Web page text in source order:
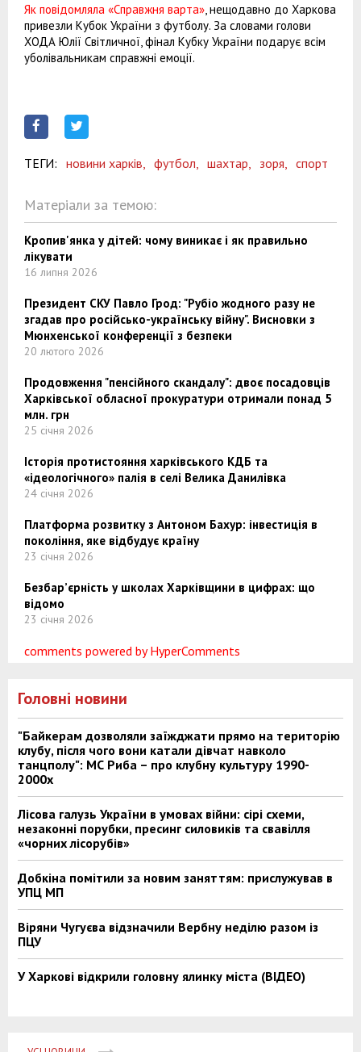
Як повідомляла «Справжня варта» , нещодавно до Харкова
привезли Кубок України з футболу. За словами голови
ХОДА Юлії Світличної, фінал Кубку України подарує всім
уболівальникам справжні емоції.
ТЕГИ: новини харків, футбол, шахтар, зоря, спорт
Матеріали за темою:
Кропив'янка у дітей: чому виникає і як правильно
лікувати
16 липня 2026
Президент СКУ Павло Грод: "Рубіо жодного разу не
згадав про російсько-українську війну". Висновки з
Мюнхенської конференції з безпеки
20 лютого 2026
Продовження "пенсійного скандалу": двоє посадовців
Харківської обласної прокуратури отримали понад 5
млн. грн
25 січня 2026
Історія протистояння харківського КДБ та
«ідеологічного» палія в селі Велика Данилівка
24 січня 2026
Платформа розвитку з Антоном Бахур: інвестиція в
покоління, яке відбудує країну
23 січня 2026
Безбар’єрність у школах Харківщини в цифрах: що
відомо
23 січня 2026
comments powered by HyperComments
Головні новини
"Байкерам дозволяли заїжджати прямо на територію
клубу, після чого вони катали дівчат навколо
танцполу": МС Риба – про клубну культуру 1990-
2000х
Лісова галузь України в умовах війни: сірі схеми,
незаконні порубки, пресинг силовиків та свавілля
«чорних лісорубів»
Добкіна помітили за новим заняттям: прислужував в
УПЦ МП
Віряни Чугуєва відзначили Вербну неділю разом із
ПЦУ
У Харкові відкрили головну ялинку міста (ВІДЕО)